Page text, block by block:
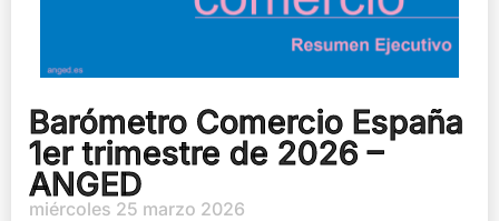
Barómetro Comercio España
1er trimestre de 2026 –
ANGED
miércoles 25 marzo 2026